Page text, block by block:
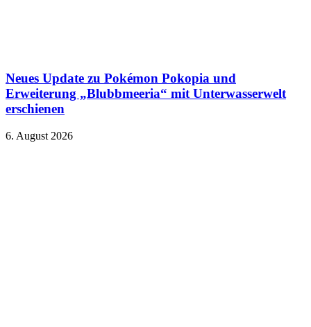
Neues Update zu Pokémon Pokopia und
Erweiterung „Blubbmeeria“ mit Unterwasserwelt
erschienen
6. August 2026